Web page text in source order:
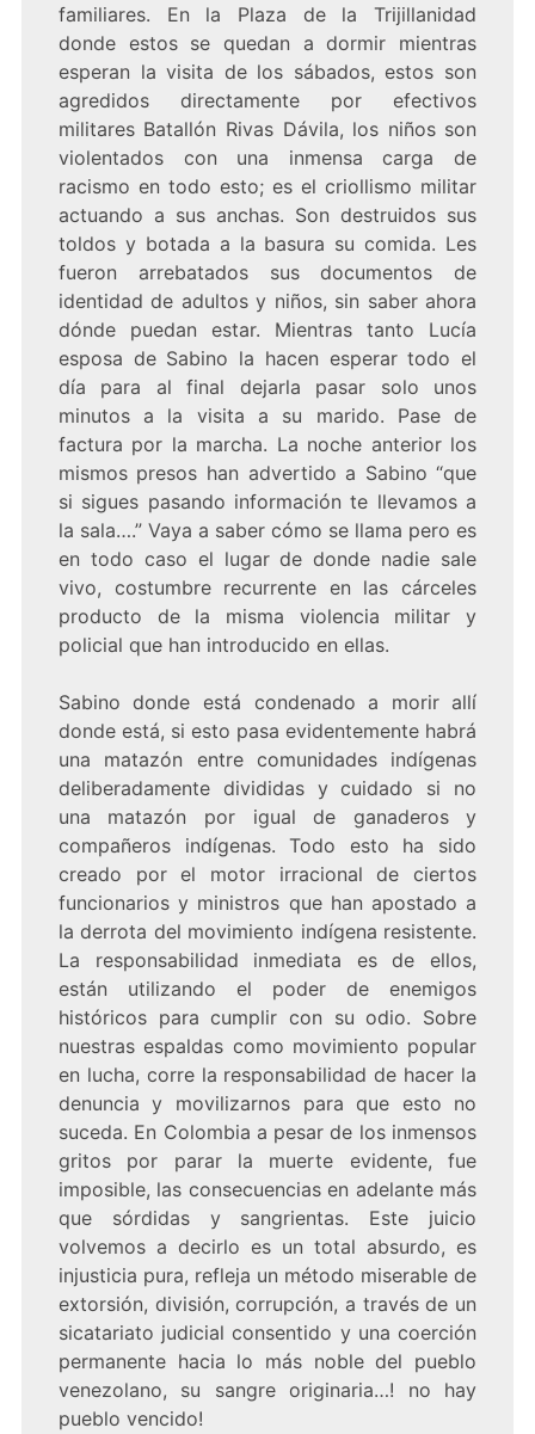
familiares. En la Plaza de la Trijillanidad
donde estos se quedan a dormir mientras
esperan la visita de los sábados, estos son
agredidos directamente por efectivos
militares Batallón Rivas Dávila, los niños son
violentados con una inmensa carga de
racismo en todo esto; es el criollismo militar
actuando a sus anchas. Son destruidos sus
toldos y botada a la basura su comida. Les
fueron arrebatados sus documentos de
identidad de adultos y niños, sin saber ahora
dónde puedan estar. Mientras tanto Lucía
esposa de Sabino la hacen esperar todo el
día para al final dejarla pasar solo unos
minutos a la visita a su marido. Pase de
factura por la marcha. La noche anterior los
mismos presos han advertido a Sabino “que
si sigues pasando información te llevamos a
la sala….” Vaya a saber cómo se llama pero es
en todo caso el lugar de donde nadie sale
vivo, costumbre recurrente en las cárceles
producto de la misma violencia militar y
policial que han introducido en ellas.
Sabino donde está condenado a morir allí
donde está, si esto pasa evidentemente habrá
una matazón entre comunidades indígenas
deliberadamente divididas y cuidado si no
una matazón por igual de ganaderos y
compañeros indígenas. Todo esto ha sido
creado por el motor irracional de ciertos
funcionarios y ministros que han apostado a
la derrota del movimiento indígena resistente.
La responsabilidad inmediata es de ellos,
están utilizando el poder de enemigos
históricos para cumplir con su odio. Sobre
nuestras espaldas como movimiento popular
en lucha, corre la responsabilidad de hacer la
denuncia y movilizarnos para que esto no
suceda. En Colombia a pesar de los inmensos
gritos por parar la muerte evidente, fue
imposible, las consecuencias en adelante más
que sórdidas y sangrientas. Este juicio
volvemos a decirlo es un total absurdo, es
injusticia pura, refleja un método miserable de
extorsión, división, corrupción, a través de un
sicatariato judicial consentido y una coerción
permanente hacia lo más noble del pueblo
venezolano, su sangre originaria…! no hay
pueblo vencido!